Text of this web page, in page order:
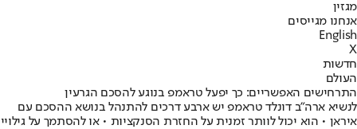
מגזין
אנחנו מגייסים
English
X
חדשות
העולם
התרחישים האפשריים: כך יפעל טראמפ בנוגע להסכם הגרעין
לנשיא ארה"ב דונלד טראמפ יש ארבע דרכים להתנהל בנושא ההסכם עם
איראן • הוא יכול לוותר זמנית על החזרת הסנקציות • או להסתמך על גילויי